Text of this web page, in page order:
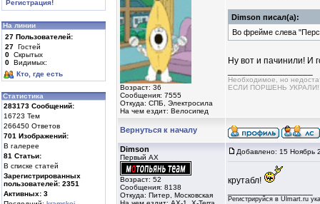
Регистрация!
На линии
27 Пользователей:
27 Гостей
0 Скрытых
0 Видимых:
Кто, где есть
Статистика
283173 Сообщений:
16723 Тем
266450 Ответов
701 Изображений:
В галерее
81 Статьи:
В списке статей
Зарегистрированных
пользователей: 2351
Активных: 3
Возраст: 36
Сообщения: 7555
Откуда: СПБ, Электросила
На чем ездит: Велосипед
Dimson писал(а):
Во фрейме слева
Ну вот и пачинили! И
Необходимое, но
ЕСЛИ ПОРШЕНЬ
Вернуться к началу
Dimson
Первый AX
Возраст: 52
Сообщения: 8138
Откуда: Питер, Московская
Добавлено: 15 Ноябрь
крутабл!
Регистрируйся в Ulmart.ru